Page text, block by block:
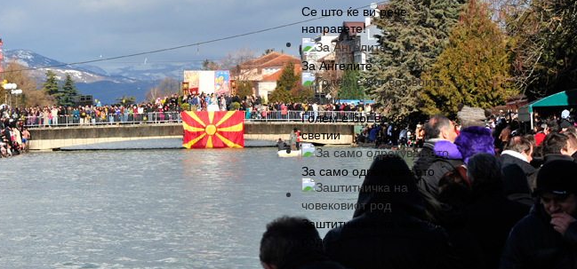
Се што ќе ви рече,
направете!
За Ангелите
Голем е бог во своите
светии
За само одрекувањето
Заштитничка на човековиот
род